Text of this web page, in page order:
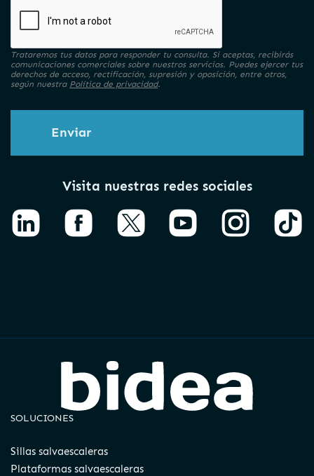
Trataremos tus datos para responder tu consulta. Si aceptas, recibirás
comunicaciones comerciales sobre nuestros servicios. Puedes ejercer tus
derechos de acceso, rectificación, supresión y oposición, entre otros,
según nuestra Política de privacidad.
Enviar
Visita nuestras redes sociales
SOLUCIONES
Sillas salvaescaleras
Plataformas salvaescaleras